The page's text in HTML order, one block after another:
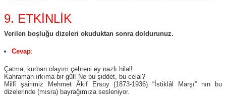
9. ETKİNLİK
Verilen boşluğu dizeleri okuduktan sonra doldurunuz.
Cevap:
Çatma, kurban olayım çehreni ey nazlı hilal!
Kahraman ırkıma bir gül! Ne bu şiddet, bu celal?
Millî şairimiz Mehmet Âkif Ersoy (1873-1936) “İstiklâl Marşı” nın bu
dizelerinde (mısra) bayrağımıza sesleniyor.